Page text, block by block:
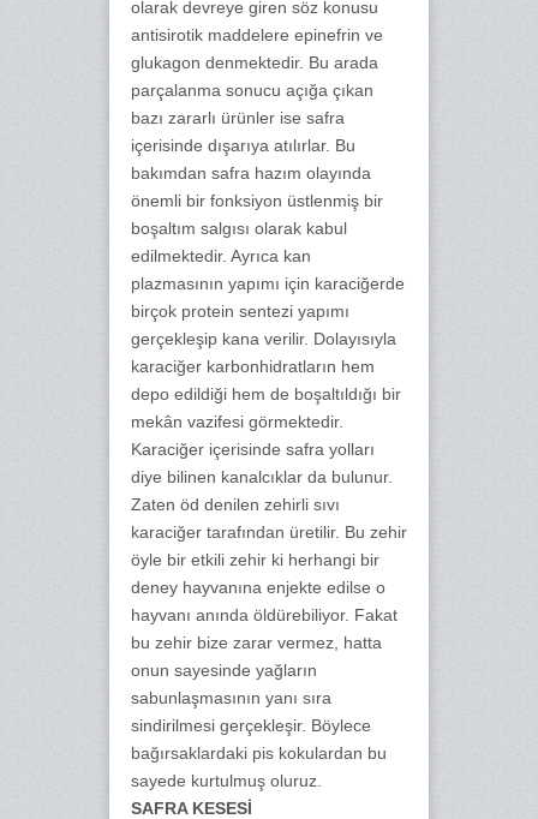
olarak devreye giren söz konusu
antisirotik maddelere epinefrin ve
glukagon denmektedir. Bu arada
parçalanma sonucu açığa çıkan
bazı zararlı ürünler ise safra
içerisinde dışarıya atılırlar. Bu
bakımdan safra hazım olayında
önemli bir fonksiyon üstlenmiş bir
boşaltım salgısı olarak kabul
edilmektedir. Ayrıca kan
plazmasının yapımı için karaciğerde
birçok protein sentezi yapımı
gerçekleşip kana verilir. Dolayısıyla
karaciğer karbonhidratların hem
depo edildiği hem de boşaltıldığı bir
mekân vazifesi görmektedir.
Karaciğer içerisinde safra yolları
diye bilinen kanalcıklar da bulunur.
Zaten öd denilen zehirli sıvı
karaciğer tarafından üretilir. Bu zehir
öyle bir etkili zehir ki herhangi bir
deney hayvanına enjekte edilse o
hayvanı anında öldürebiliyor. Fakat
bu zehir bize zarar vermez, hatta
onun sayesinde yağların
sabunlaşmasının yanı sıra
sindirilmesi gerçekleşir. Böylece
bağırsaklardaki pis kokulardan bu
sayede kurtulmuş oluruz.
SAFRA KESESİ